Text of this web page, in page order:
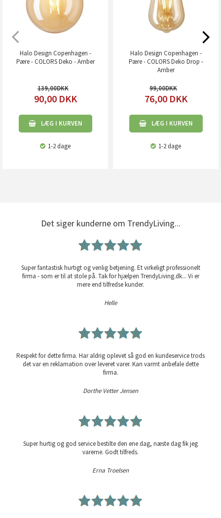
Halo Design Copenhagen -
Pære - COLORS Deko - Amber
139,00
90,00 DKK
LÆG I KURVEN
1-2 dage
Halo Design Copenhagen -
Pære - COLORS Deko Drop -
Amber
99,00
76,00 DKK
LÆG I KURVEN
1-2 dage
Det siger kunderne om TrendyLiving...
Super fantastisk hurtigt og venlig betjening. Et virkeligt professionelt
firma - som er til at stole på. Tak for hjælpen TrendyLiving.dk... Vi er
mere end tilfredse kunder.
Helle
Respekt for dette firma. Har aldrig oplevet så god en kundeservice trods
det var en reklamation over leveret varer. Kan varmt anbefale dette
firma.
Dorthe Vetter Jensen
Super hurtig og god service bestilte den ene dag, næste dag fik jeg
varerne. Godt tilfreds.
Erna Troelsen